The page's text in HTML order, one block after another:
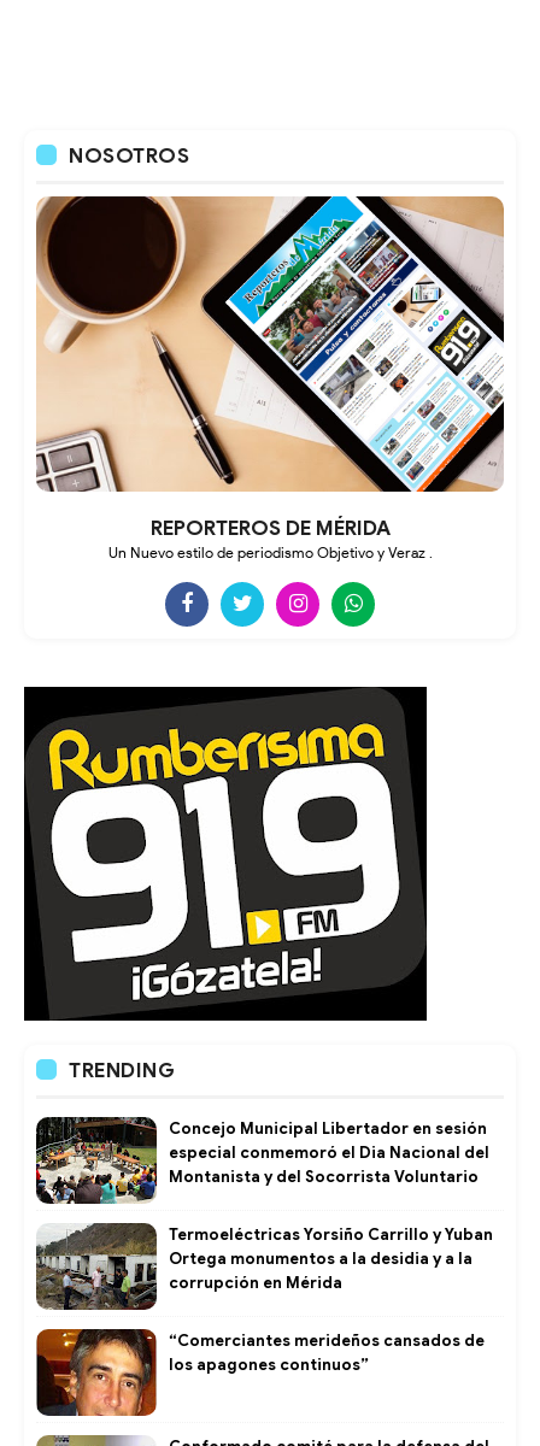
NOSOTROS
REPORTEROS DE MÉRIDA
Un Nuevo estilo de periodismo Objetivo y Veraz .
TRENDING
Concejo Municipal Libertador en sesión
especial conmemoró el Dia Nacional del
Montanista y del Socorrista Voluntario
Termoeléctricas Yorsiño Carrillo y Yuban
Ortega monumentos a la desidia y a la
corrupción en Mérida
“Comerciantes merideños cansados de
los apagones continuos”